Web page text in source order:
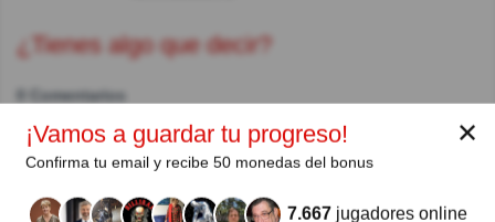
¿Tienes algo que decir?
0 Comentarios
Autor:
✕
¡Vamos a guardar tu progreso!
Confirma tu email y recibe 50 monedas del bonus
7.667 jugadores online